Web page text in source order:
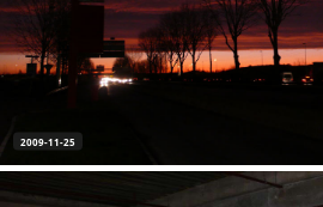
2009-11-25